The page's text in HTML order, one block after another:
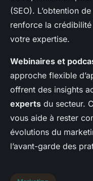
(SEO). L’obtention de
renforce la
votre expertise.
Webinaires et
approche flexible
offrent des insights
experts du secteur.
vous aide à rester
évolutions du
l’avant-garde des